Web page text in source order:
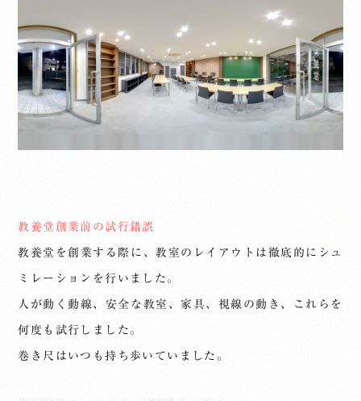
教養堂創業前の試行錯誤
教養堂を創業する際に、教室のレイアウトは徹底的にシュ
ミレーションを行いました。
人が動く動線、安全な教室、家具、視線の動き、これらを
何度も試行しました。
巻き尺はいつも持ち歩いていました。